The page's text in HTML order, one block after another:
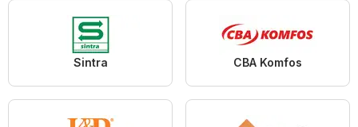
Sintra CBA Komfos